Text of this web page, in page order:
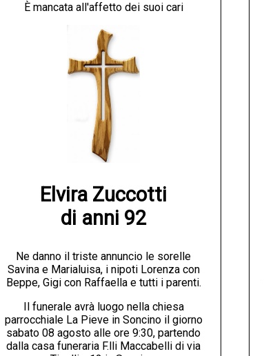
È mancata all'affetto dei suoi cari
Elvira Zuccotti
di anni 92
Ne danno il triste annuncio le sorelle
Savina e Marialuisa, i nipoti Lorenza con
Beppe, Gigi con Raffaella e tutti i parenti.
Il funerale avrà luogo nella chiesa
parrocchiale La Pieve in Soncino il giorno
sabato 08 agosto alle ore 9:30, partendo
dalla casa funeraria F.lli Maccabelli di via